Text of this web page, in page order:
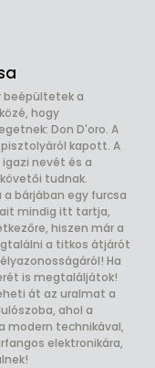
beépültetek a
hogy
Don D'oro. A
kapott. A
nevét és a
tudnak.
bárjában egy furcsa
mindig itt tartja,
hiszen már a
a titkos átjárót
Ha
is megtaláljátok!
át az uralmat a
ahol a
technikával,
elektronikára,